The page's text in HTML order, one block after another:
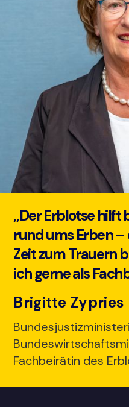
„Der Erblotse hilft
rund ums Erben
Zeit zum Trauern
ich gerne als
Brigitte Zypries
Fachbeirätin des